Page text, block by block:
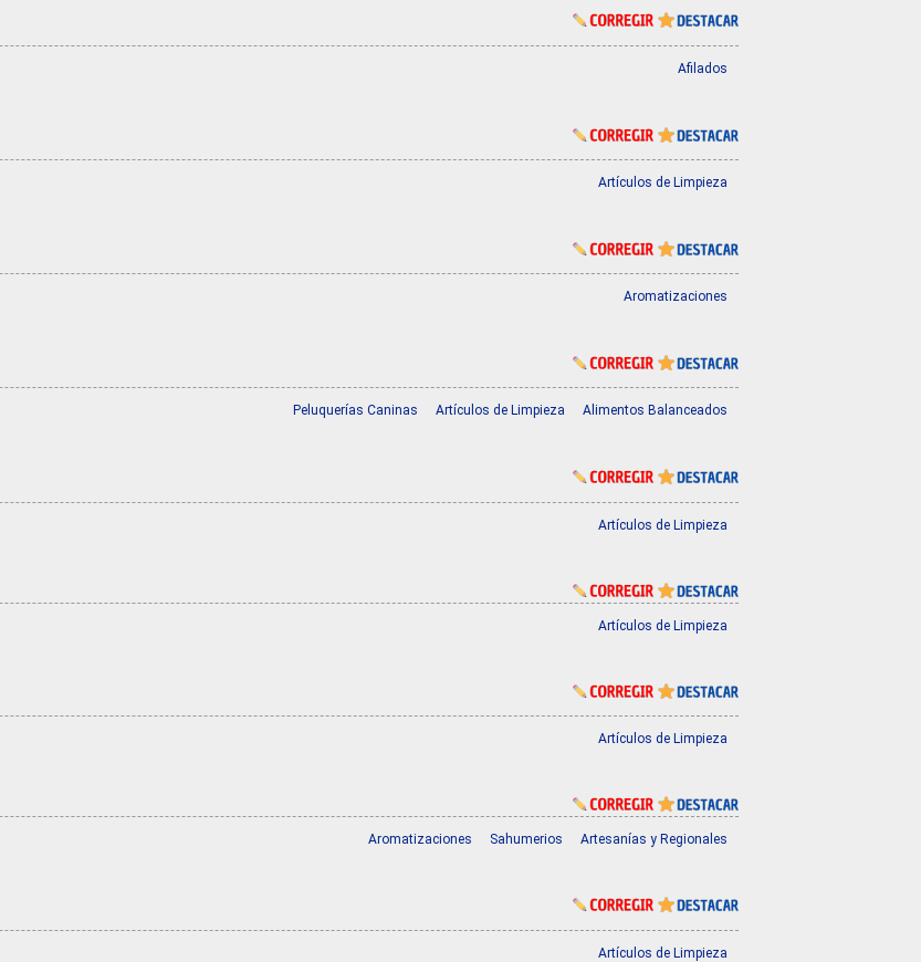
Afilados
Artículos de Limpieza
Aromatizaciones
Peluquerías Caninas Artículos de Limpieza Alimentos Balanceados
Artículos de Limpieza
Artículos de Limpieza
Artículos de Limpieza
Aromatizaciones Sahumerios Artesanías y Regionales
Artículos de Limpieza